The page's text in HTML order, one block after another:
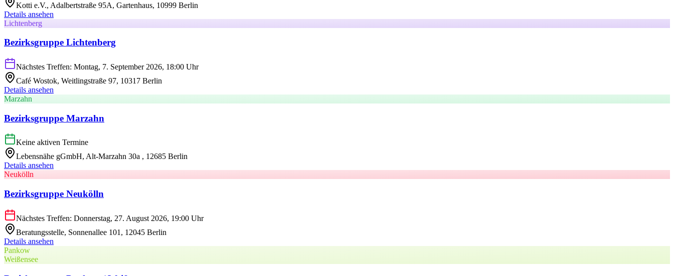
Kotti e.V., Adalbertstraße 95A, Gartenhaus, 10999 Berlin
Details ansehen
Lichtenberg
Bezirksgruppe Lichtenberg
Nächstes Treffen: Montag, 7. September 2026, 18:00 Uhr
Café Wostok, Weitlingstraße 97, 10317 Berlin
Details ansehen
Marzahn
Bezirksgruppe Marzahn
Keine aktiven Termine
Lebensnähe gGmbH, Alt-Marzahn 30a , 12685 Berlin
Details ansehen
Neukölln
Bezirksgruppe Neukölln
Nächstes Treffen: Donnerstag, 27. August 2026, 19:00 Uhr
Beratungsstelle, Sonnenallee 101, 12045 Berlin
Details ansehen
Pankow
Weißensee